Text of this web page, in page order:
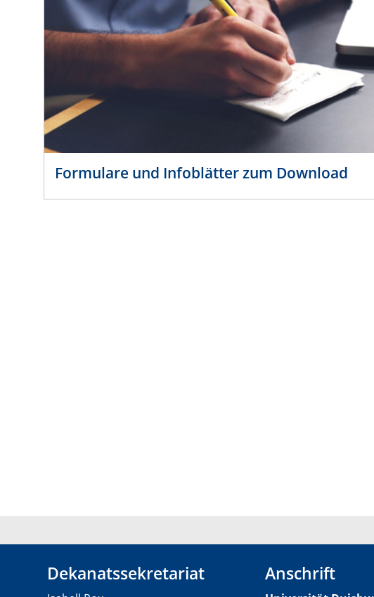
Formulare und Infoblätter zum Download
Dekanatssekretariat Anschrift